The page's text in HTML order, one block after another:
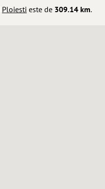
Ploiesti este de 309.14 km.